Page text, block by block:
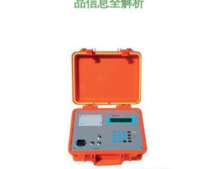
品信息全解析